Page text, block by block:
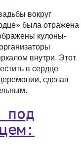
вокруг
была отражена
кулоны-
внутри. Этот
в сердце
сделав
под